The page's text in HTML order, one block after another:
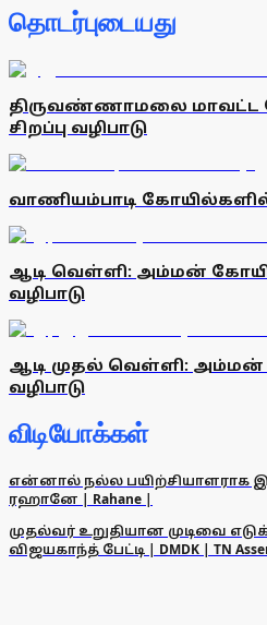
தொடர்புடையது
திருவண்ணாமலை மாவட்ட
சிறப்பு வழிபாடு
வாணியம்பாடி
ஆடி வெள்ளி: அம்மன்
வழிபாடு
ஆடி முதல் வெள்ளி: அம்மன்
வழிபாடு
விடியோக்கள்
என்னால் நல்ல பயிற்சியாளராக
ரஹானே | Rahane |
முதல்வர் உறுதியான முடிவை
விஜயகாந்த் பேட்டி | DMDK | TN